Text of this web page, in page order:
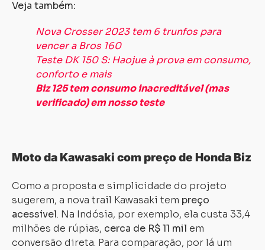
Veja também:
Nova Crosser 2023 tem 6 trunfos para
vencer a Bros 160
Teste DK 150 S: Haojue à prova em consumo,
conforto e mais
Biz 125 tem consumo inacreditável (mas
verificado) em nosso teste
Moto da Kawasaki com preço de Honda Biz
Como a proposta e simplicidade do projeto
sugerem, a nova trail Kawasaki tem preço
acessível. Na Indósia, por exemplo, ela custa 33,4
milhões de rúpias, cerca de R$ 11 mil em
conversão direta. Para comparação, por lá um